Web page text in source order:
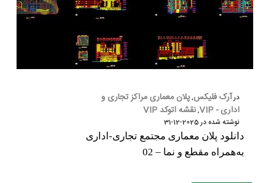
درآرک فلیکس,پلان معماری مراکز تجاری و
اداری - VIP
,نقشه اتوکد VIP
نوشته شده در2025-12-31
دانلود پلان معماری مجتمع تجاری-اداری
به‌همراه مقطع و نما – 02